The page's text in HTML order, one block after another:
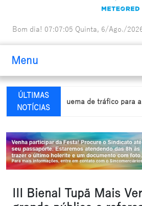
Bom dia! 07:07:06 Quinta, 6/Ago./
Menu
ÚLTIMAS
NOTÍCIAS
esquema de tráfico para a Europa
III Bienal Tupã Mais